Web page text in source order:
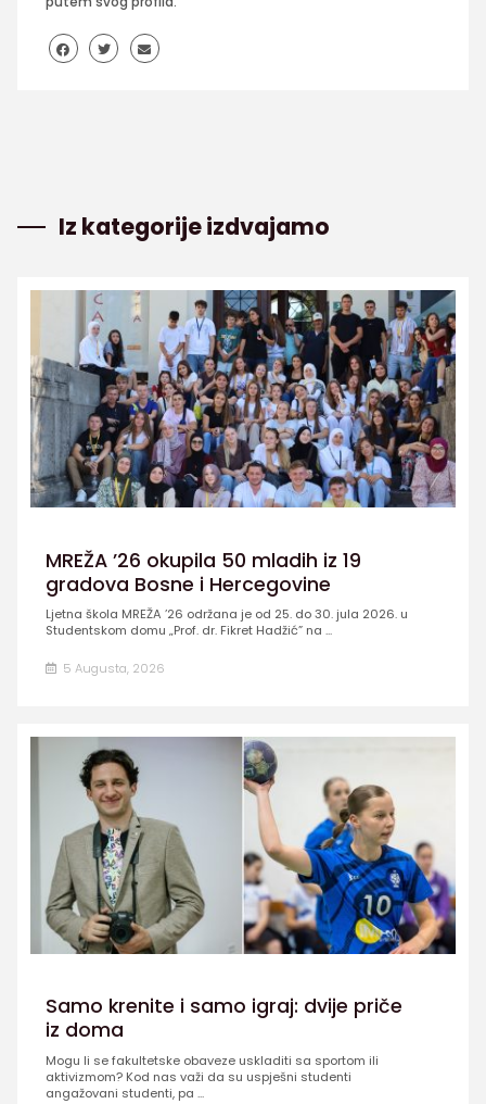
Iz kategorije izdvajamo
MREŽA ’26 okupila 50 mladih iz 19
gradova Bosne i Hercegovine
Ljetna škola MREŽA ’26 održana je od 25. do 30. jula 2026. u
Studentskom domu „Prof. dr. Fikret Hadžić” na ...
5 Augusta, 2026
Samo krenite i samo igraj: dvije priče
iz doma
Mogu li se fakultetske obaveze uskladiti sa sportom ili
aktivizmom? Kod nas važi da su uspješni studenti
angažovani studenti, pa ...